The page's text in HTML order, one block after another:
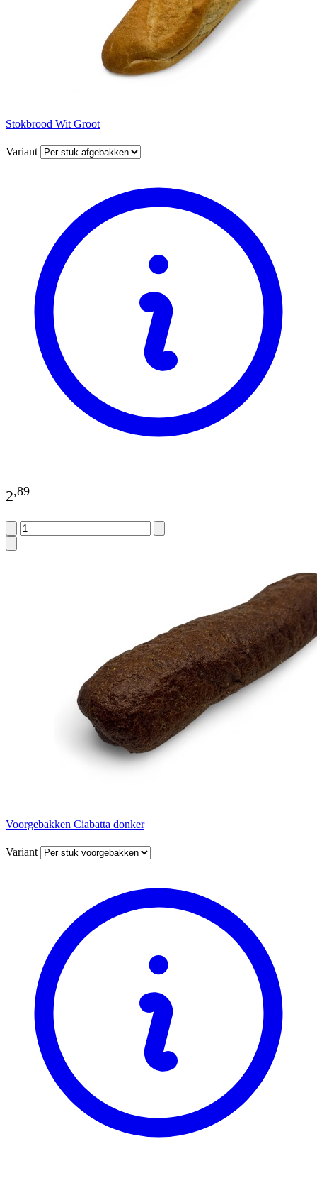
Stokbrood Wit Groot
Variant
2,89
Voorgebakken Ciabatta donker
Variant